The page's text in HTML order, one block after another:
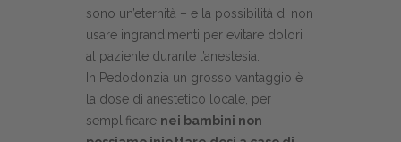
sono un’eternità – e la possibilità di non
usare ingrandimenti per evitare dolori
al paziente durante l’anestesia.
In Pedodonzia un grosso vantaggio è
la dose di anestetico locale, per
semplificare nei bambini non